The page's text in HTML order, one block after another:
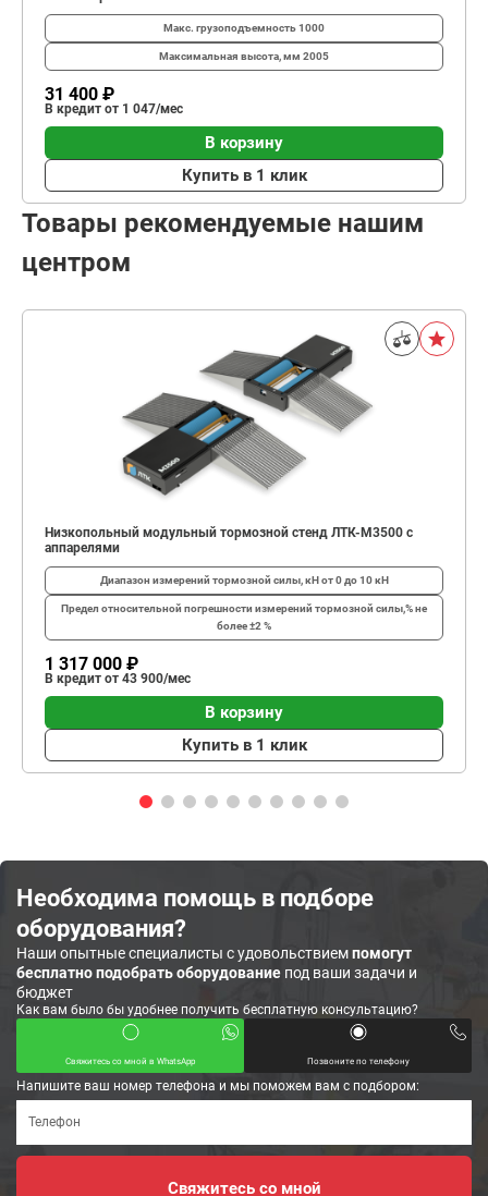
Макс. грузоподъемность1000
Максимальная высота, мм 2005
31 400 ₽
В кредит от 1 047/мес
В корзину
Купить в 1 клик
Товары рекомендуемые нашим
центром
Низкопольный модульный тормозной стенд ЛТК-М3500 с
аппарелями
Диапазон измерений тормозной силы, кНот 0 до 10 кН
Предел относительной погрешности измерений тормозной силы,%не
более ±2 %
1 317 000 ₽
В кредит от 43 900/мес
В корзину
Купить в 1 клик
Необходима помощь в подборе
оборудования?
Наши опытные специалисты с удовольствиемпомогут
бесплатно подобрать оборудование под ваши задачи и
бюджет
Как вам было бы удобнее получить бесплатную консультацию?
Свяжитесь со мной в WhatsApp Позвоните по телефону
Напишите ваш номер телефона и мы поможем вам с подбором: